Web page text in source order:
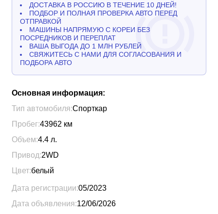
ДОСТАВКА В РОССИЮ В ТЕЧЕНИЕ 10 ДНЕЙ!
ПОДБОР И ПОЛНАЯ ПРОВЕРКА АВТО ПЕРЕД
ОТПРАВКОЙ
МАШИНЫ НАПРЯМУЮ С КОРЕИ БЕЗ
ПОСРЕДНИКОВ И ПЕРЕПЛАТ
ВАША ВЫГОДА ДО 1 МЛН РУБЛЕЙ
СВЯЖИТЕСЬ С НАМИ ДЛЯ СОГЛАСОВАНИЯ И
ПОДБОРА АВТО
Основная информация:
Тип автомобиля:Спорткар
Пробег:43962 км
Объем:4.4 л.
Привод:2WD
Цвет:белый
Дата регистрации:05/2023
Дата объявления:12/06/2026